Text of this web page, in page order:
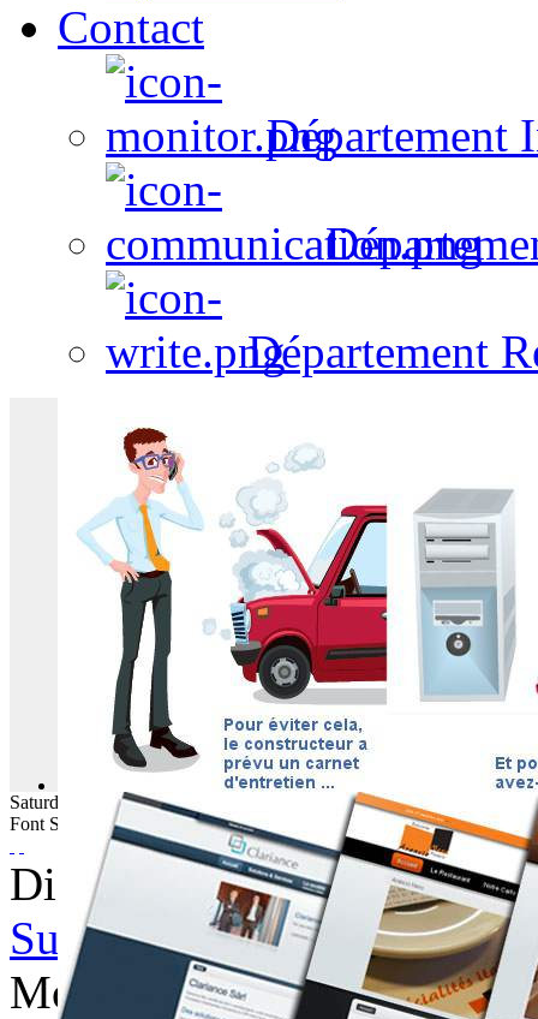
Contact
Département
Département
Saturday August 2026
Font Size
Displaying items by tag:
Subscribe to this RSS feed
Monday, 23 December